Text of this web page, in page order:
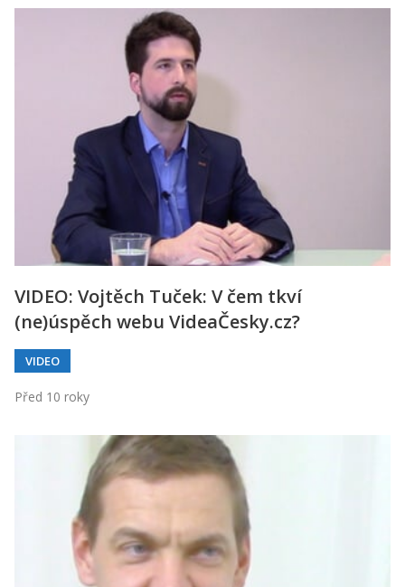
VIDEO: Vojtěch Tuček: V čem tkví
(ne)úspěch webu VideaČesky.cz?
VIDEO
Před 10 roky